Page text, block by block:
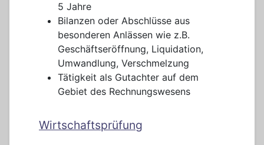
5 Jahre
Bilanzen oder Abschlüsse aus
besonderen Anlässen wie z.B.
Geschäftseröffnung, Liquidation,
Umwandlung, Verschmelzung
Tätigkeit als Gutachter auf dem
Gebiet des Rechnungswesens
Wirtschaftsprüfung